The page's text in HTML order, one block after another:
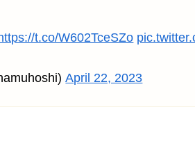
t.co/W602TceSZo
April 22, 2023